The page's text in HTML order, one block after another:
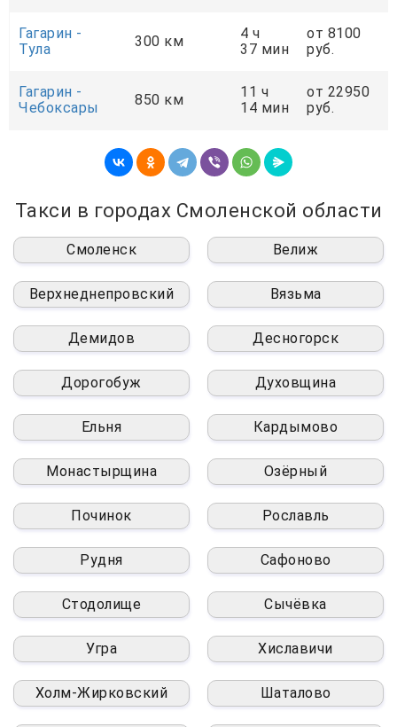
Гагарин -
Тула
300 км
4 ч
37 мин
от 8100
руб.
Гагарин -
Чебоксары
850 км
11 ч
14 мин
от 22950
руб.
Такси в городах Смоленской области
Смоленск Велиж
Верхнеднепровский Вязьма
Демидов Десногорск
Дорогобуж Духовщина
Ельня Кардымово
Монастырщина Озёрный
Починок Рославль
Рудня Сафоново
Стодолище Сычёвка
Угра Хиславичи
Холм-Жирковский Шаталово